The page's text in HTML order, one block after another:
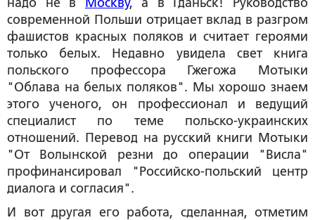
надо не в
Москву, а в Гданьск! Руководство
современной Польши отрицает вклад в разгром
фашистов красных поляков и считает героями
только белых. Недавно увидела свет книга
польского профессора Гжегожа Мотыки
"Облава на белых поляков". Мы хорошо знаем
этого ученого, он профессионал и ведущий
специалист по теме польско-украинских
отношений. Перевод на русский книги Мотыки
"От Волынской резни до операции "Висла"
профинансировал "Российско-польский центр
диалога и согласия".
И вот другая его работа, сделанная, отметим